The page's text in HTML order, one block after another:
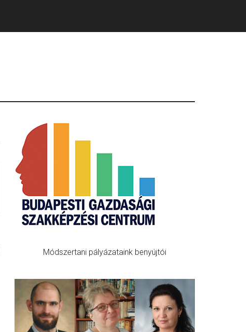
Primary
Sidebar
Módszertani pályázataink benyújtói